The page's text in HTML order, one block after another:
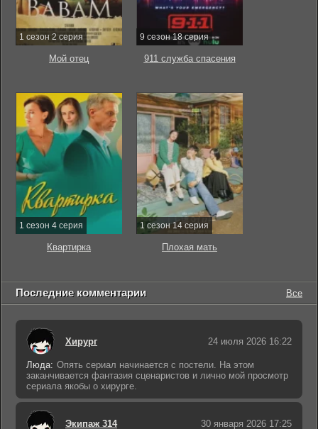
1 сезон 2 серия
Мой отец
9 сезон 18 серия
911 служба спасения
1 сезон 4 серия
Квартирка
1 сезон 14 серия
Плохая мать
Последние комментарии Все
Хирург 24 июля 2026 16:22
Люда: Опять сериал начинается с постели. На этом
заканчивается фантазия сценаристов и лично мой просмотр
сериала якобы о хирурге.
Экипаж 314 30 января 2026 17:25